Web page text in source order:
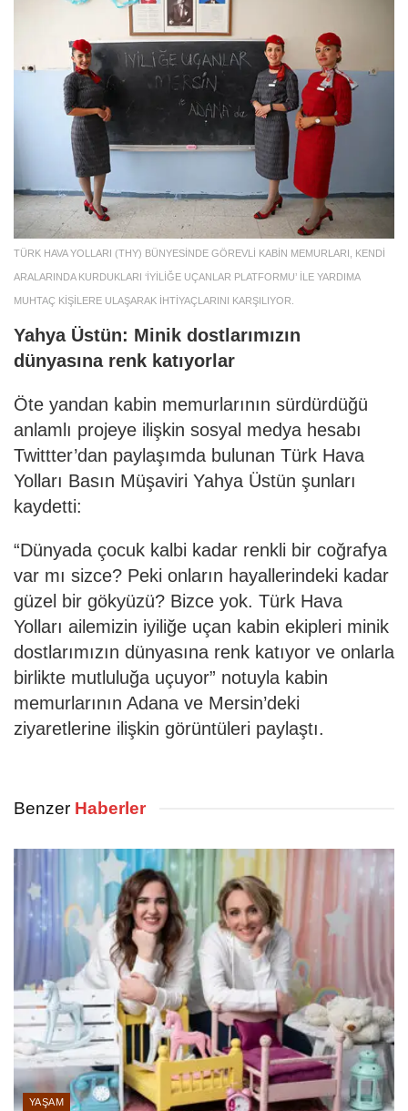
TÜRK HAVA YOLLARI (THY) BÜNYESİNDE GÖREVLİ KABİN MEMURLARI, KENDİ
ARALARINDA KURDUKLARI ‘İYİLİĞE UÇANLAR PLATFORMU’ İLE YARDIMA
MUHTAÇ KİŞİLERE ULAŞARAK İHTİYAÇLARINI KARŞILIYOR.
Yahya Üstün: Minik dostlarımızın
dünyasına renk katıyorlar
Öte yandan kabin memurlarının sürdürdüğü
anlamlı projeye ilişkin sosyal medya hesabı
Twittter’dan paylaşımda bulunan Türk Hava
Yolları Basın Müşaviri Yahya Üstün şunları
kaydetti:
“Dünyada çocuk kalbi kadar renkli bir coğrafya
var mı sizce? Peki onların hayallerindeki kadar
güzel bir gökyüzü? Bizce yok. Türk Hava
Yolları ailemizin iyiliğe uçan kabin ekipleri minik
dostlarımızın dünyasına renk katıyor ve onlarla
birlikte mutluluğa uçuyor” notuyla kabin
memurlarının Adana ve Mersin’deki
ziyaretlerine ilişkin görüntüleri paylaştı.
Benzer Haberler
YAŞAM